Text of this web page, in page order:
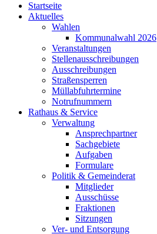
Startseite
Aktuelles
Wahlen
Kommunalwahl 2026
Veranstaltungen
Stellenausschreibungen
Ausschreibungen
Straßensperren
Müllabfuhrtermine
Notrufnummern
Rathaus & Service
Verwaltung
Ansprechpartner
Sachgebiete
Aufgaben
Formulare
Politik & Gemeinderat
Mitglieder
Ausschüsse
Fraktionen
Sitzungen
Ver- und Entsorgung